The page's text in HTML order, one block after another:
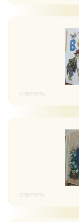
ответить
ответить